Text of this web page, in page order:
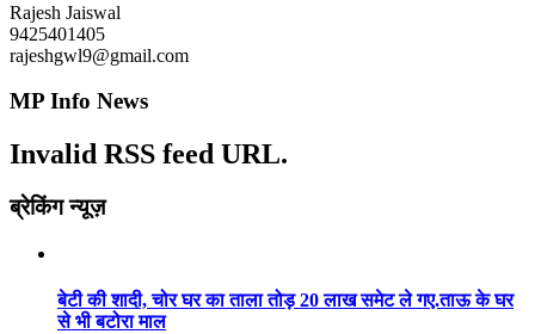
Rajesh Jaiswal
9425401405
rajeshgwl9@gmail.com
MP Info News
Invalid RSS feed URL.
ब्रेकिंग न्यूज़
बेटी की शादी, चोर घर का ताला तोड़ 20 लाख समेट ले गए.ताऊ के घर
से भी बटोरा माल